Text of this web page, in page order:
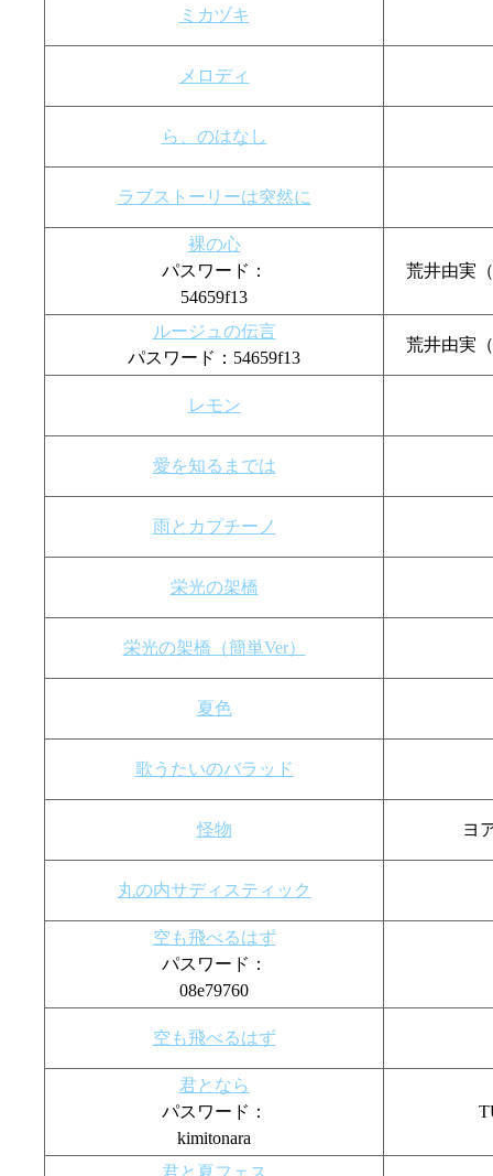
ミカヅキ
メロディ
ら、のはなし
ラブストーリーは突然に
裸の心
パスワード：
54659f13
荒井由実
ルージュの伝言
パスワード：54659f13
荒井由実
レモン
愛を知るまでは
雨とカプチーノ
栄光の架橋
栄光の架橋（簡単Ver）
夏色
歌うたいのバラッド
怪物 ヨ
丸の内サディスティック
空も飛べるはず
パスワード：
08e79760
空も飛べるはず
君となら
パスワード：
kimitonara
君と夏フェス